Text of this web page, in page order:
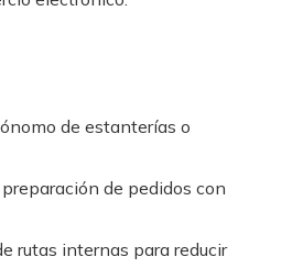
de estanterías o
de pedidos con
rutas internas para reducir